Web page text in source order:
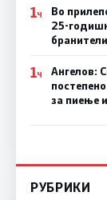
1Ч
Во
25-
1Ч
Ангелов:
за пиење
РУБРИКИ